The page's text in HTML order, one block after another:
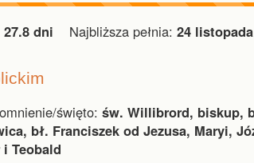
27.8 dni Najbliższa pełnia: 24
święto: św. Willibrord, biskup,
bł. Franciszek od Jezusa, Maryi,
Teobald